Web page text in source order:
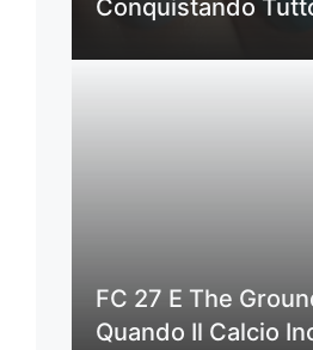
Conquistando
FC 27 E The
Quando Il Calcio